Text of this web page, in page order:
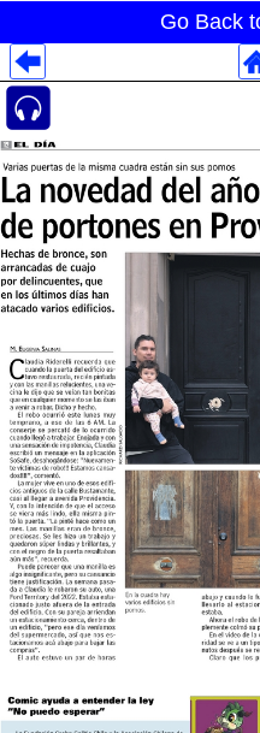
Go Back
Despliegues
Despliegues Totales
Despliegues por